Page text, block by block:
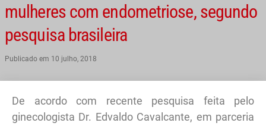
mulheres com endometriose, segundo
pesquisa brasileira
Publicado em 10 julho, 2018
De acordo com recente pesquisa feita pelo
ginecologista Dr. Edvaldo Cavalcante, em parceria